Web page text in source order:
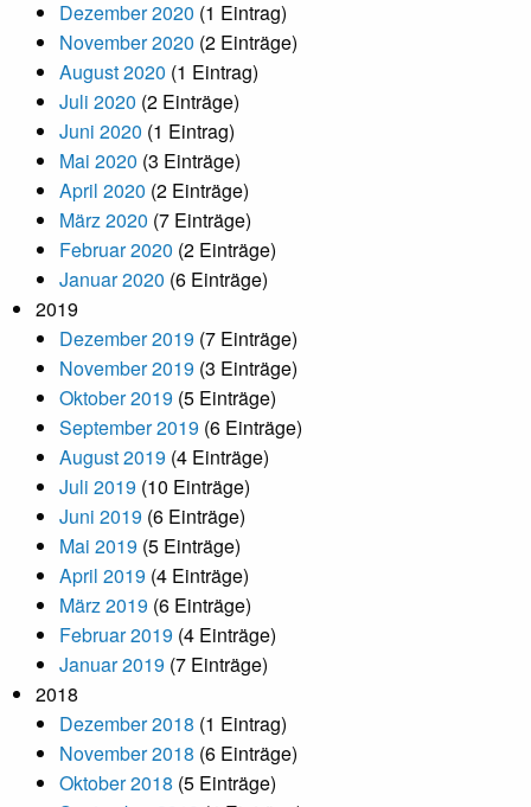
Dezember 2020 (1 Eintrag)
November 2020 (2 Einträge)
August 2020 (1 Eintrag)
Juli 2020 (2 Einträge)
Juni 2020 (1 Eintrag)
Mai 2020 (3 Einträge)
April 2020 (2 Einträge)
März 2020 (7 Einträge)
Februar 2020 (2 Einträge)
Januar 2020 (6 Einträge)
2019
Dezember 2019 (7 Einträge)
November 2019 (3 Einträge)
Oktober 2019 (5 Einträge)
September 2019 (6 Einträge)
August 2019 (4 Einträge)
Juli 2019 (10 Einträge)
Juni 2019 (6 Einträge)
Mai 2019 (5 Einträge)
April 2019 (4 Einträge)
März 2019 (6 Einträge)
Februar 2019 (4 Einträge)
Januar 2019 (7 Einträge)
2018
Dezember 2018 (1 Eintrag)
November 2018 (6 Einträge)
Oktober 2018 (5 Einträge)